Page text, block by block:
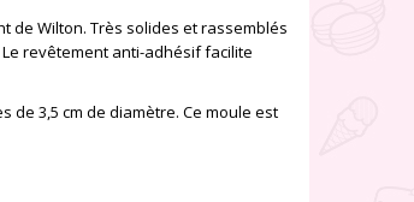
de Wilton. Très solides et rassemblés
revêtement anti-adhésif facilite
de 3,5 cm de diamètre. Ce moule est